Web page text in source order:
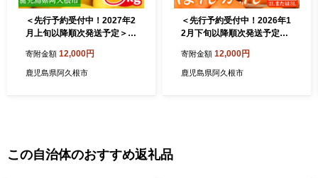
＜先行予約受付中！2027年2
月上旬以降順次発送予定＞数
(約9kg) 国産 柑橘 果物 果実
くだもの フルーツ 旬 デザー
寄附金額 12,000円
鹿児島県阿久根市
＜先行予約受付中！2026年1
2月下旬以降順次発送予定＞
めぽんかん(計約5kg・2L or
3L) 旬 フルーツ 果物 くだも
寄附金額 12,000円
鹿児島県阿久根市
この自治体のおすすめ返礼品